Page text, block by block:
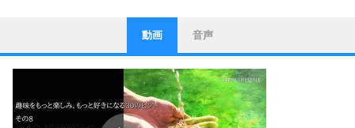
1
ストレス対策
他人と比べない。
いっそのこと、他人を見ない。
いらいらしない人になる30の方法
プラス思考
動画 音声